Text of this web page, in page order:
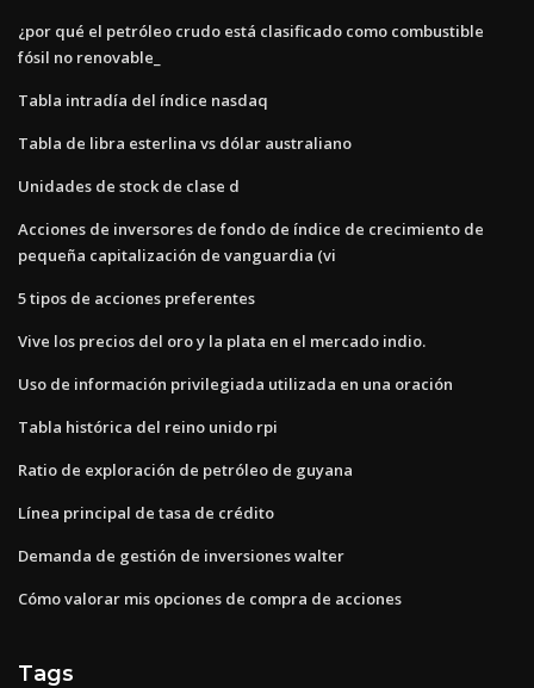
¿por qué el petróleo crudo está clasificado como combustible
fósil no renovable_
Tabla intradía del índice nasdaq
Tabla de libra esterlina vs dólar australiano
Unidades de stock de clase d
Acciones de inversores de fondo de índice de crecimiento de
pequeña capitalización de vanguardia (vi
5 tipos de acciones preferentes
Vive los precios del oro y la plata en el mercado indio.
Uso de información privilegiada utilizada en una oración
Tabla histórica del reino unido rpi
Ratio de exploración de petróleo de guyana
Línea principal de tasa de crédito
Demanda de gestión de inversiones walter
Cómo valorar mis opciones de compra de acciones
Tags